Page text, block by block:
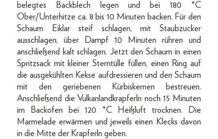
be­legtes Backblech legen und bei 180 °C
Ober­/Unterhitze ca. 8 bis 10 Minuten backen. Für den
Schaum Eiklar steif schlagen, mit Staubzucker
aus­schlagen, über Dampf 10 Minuten rühren und
anschließend kalt schlagen. Jetzt den Schaum in einen
Spritzsack mit kleiner Sterntül­le füllen, einen Ring auf
die ausgekühlten Kekse aufdressie­ren und den Schaum
mit den geriebenen Kürbiskernen be­streuen.
Anschließend die Vulkanlandkrapferln noch 15 Minuten
im Backofen bei 120 °C Heißluft trocknen. Die
Marmelade erwärmen und jeweils einen Klecks davon
in die Mitte der Krapferln geben.